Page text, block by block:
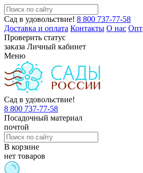
Сад в удовольствие! 8 800 737-77-58
Доставка и оплата Контакты О нас Опт
Проверить статус
заказа Личный кабинет
Меню
Сад в удовольствие!
8 800 737-77-58
Посадочный материал
почтой
В корзине
нет товаров